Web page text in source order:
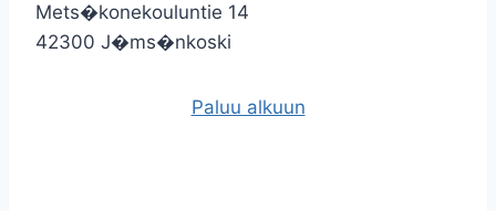
Mets�konekouluntie 14
42300 J�ms�nkoski
Paluu alkuun